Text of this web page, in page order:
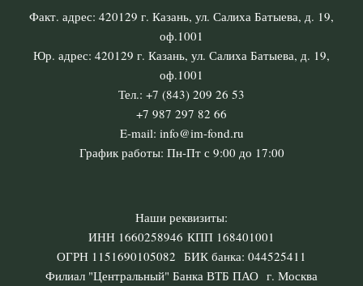
Факт. адрес: 420129 г. Казань, ул. Салиха Батыева, д. 19,
оф.1001
Юр. адрес: 420129 г. Казань, ул. Салиха Батыева, д. 19,
оф.1001
Тел.: +7 (843) 209 26 53
+7 987 297 82 66
E-mail: info@im-fond.ru
График работы: Пн-Пт с 9:00 до 17:00
Наши реквизиты:
ИНН 1660258946 КПП 168401001
ОГРН 1151690105082 БИК банка: 044525411
Филиал "Центральный" Банка ВТБ ПАО г. Москва